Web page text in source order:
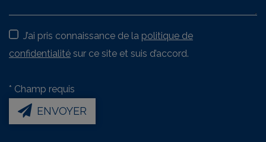
J’ai pris connaissance de la politique de
confidentialité sur ce site et suis d’accord.
* Champ requis
ENVOYER